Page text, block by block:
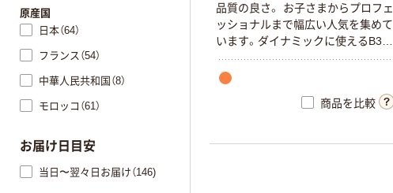
品質の良さ。 お子さまからプロフェ
ッショナルまで幅広い人気を集めて
います。ダイナミックに使えるB3サ
イズ
商品を比較
原産国
日本（64）
フランス（54）
中華人民共和国（8）
モロッコ（61）
お届け日目安
当日〜翌々日お届け（146)